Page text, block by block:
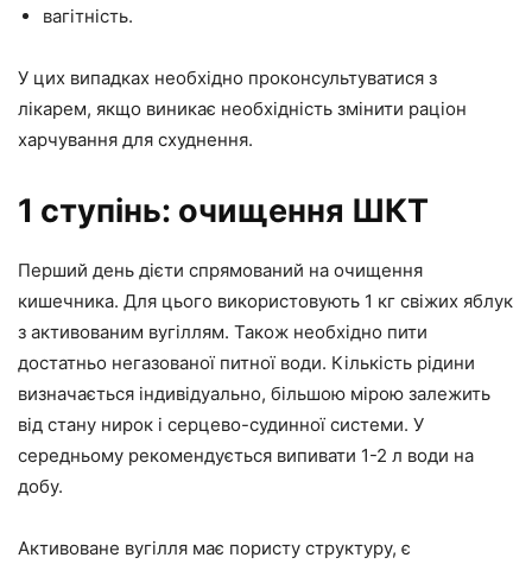
вагітність.
У цих випадках необхідно проконсультуватися з
лікарем, якщо виникає необхідність змінити раціон
харчування для схуднення.
1 ступінь: очищення ШКТ
Перший день дієти спрямований на очищення
кишечника. Для цього використовують 1 кг свіжих яблук
з активованим вугіллям. Також необхідно пити
достатньо негазованої питної води. Кількість рідини
визначається індивідуально, більшою мірою залежить
від стану нирок і серцево-судинної системи. У
середньому рекомендується випивати 1-2 л води на
добу.
Активоване вугілля має пористу структуру, є